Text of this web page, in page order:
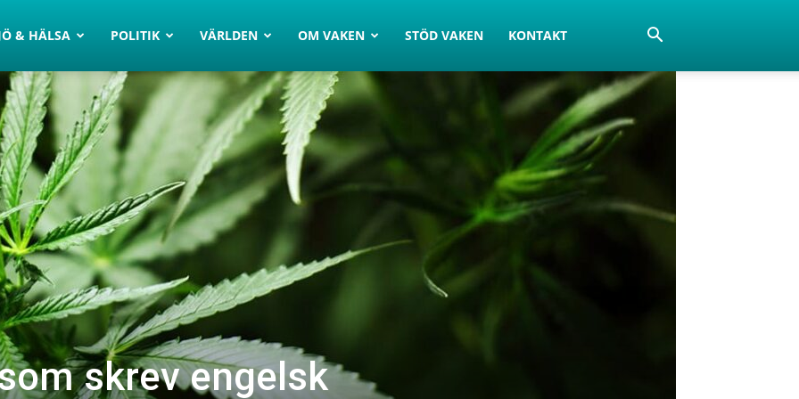
& HÄLSA POLITIK VÄRLDEN OM VAKEN STÖD VAKEN KONTAKT
skrev engelsk